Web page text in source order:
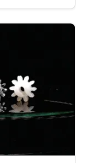
被業界大力支